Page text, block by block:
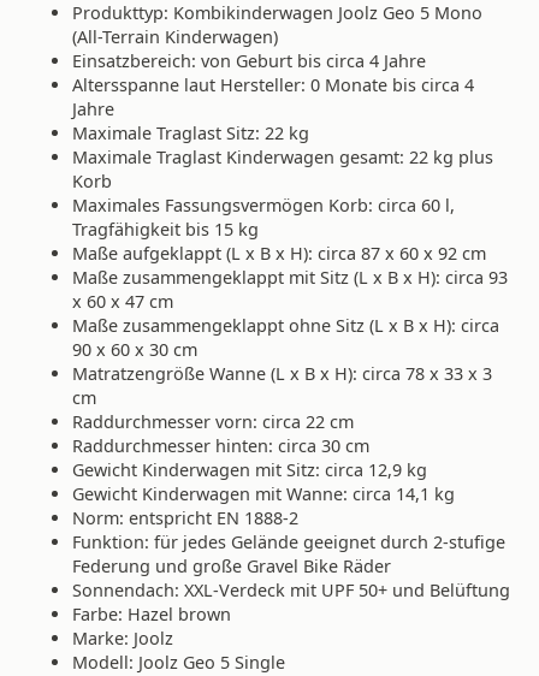
Produkttyp: Kombikinderwagen Joolz Geo 5 Mono
(All-Terrain Kinderwagen)
Einsatzbereich: von Geburt bis circa 4 Jahre
Altersspanne laut Hersteller: 0 Monate bis circa 4
Jahre
Maximale Traglast Sitz: 22 kg
Maximale Traglast Kinderwagen gesamt: 22 kg plus
Korb
Maximales Fassungsvermögen Korb: circa 60 l,
Tragfähigkeit bis 15 kg
Maße aufgeklappt (L x B x H): circa 87 x 60 x 92 cm
Maße zusammengeklappt mit Sitz (L x B x H): circa 93
x 60 x 47 cm
Maße zusammengeklappt ohne Sitz (L x B x H): circa
90 x 60 x 30 cm
Matratzengröße Wanne (L x B x H): circa 78 x 33 x 3
cm
Raddurchmesser vorn: circa 22 cm
Raddurchmesser hinten: circa 30 cm
Gewicht Kinderwagen mit Sitz: circa 12,9 kg
Gewicht Kinderwagen mit Wanne: circa 14,1 kg
Norm: entspricht EN 1888-2
Funktion: für jedes Gelände geeignet durch 2-stufige
Federung und große Gravel Bike Räder
Sonnendach: XXL-Verdeck mit UPF 50+ und Belüftung
Farbe: Hazel brown
Marke: Joolz
Modell: Joolz Geo 5 Single